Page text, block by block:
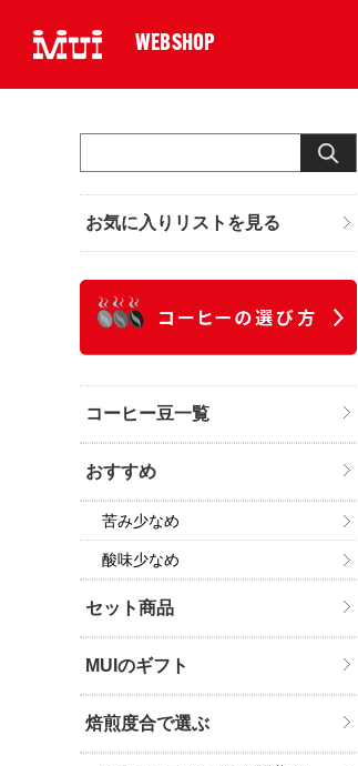
WEBSHOP
お気に入りリストを見る
コーヒー豆一覧
おすすめ
苦み少なめ
酸味少なめ
セット商品
MUIのギフト
焙煎度合で選ぶ